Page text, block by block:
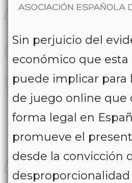
Sin perjuicio del
económico que esta
puede implicar para
de juego online que
forma legal en
promueve el
desde la convicción